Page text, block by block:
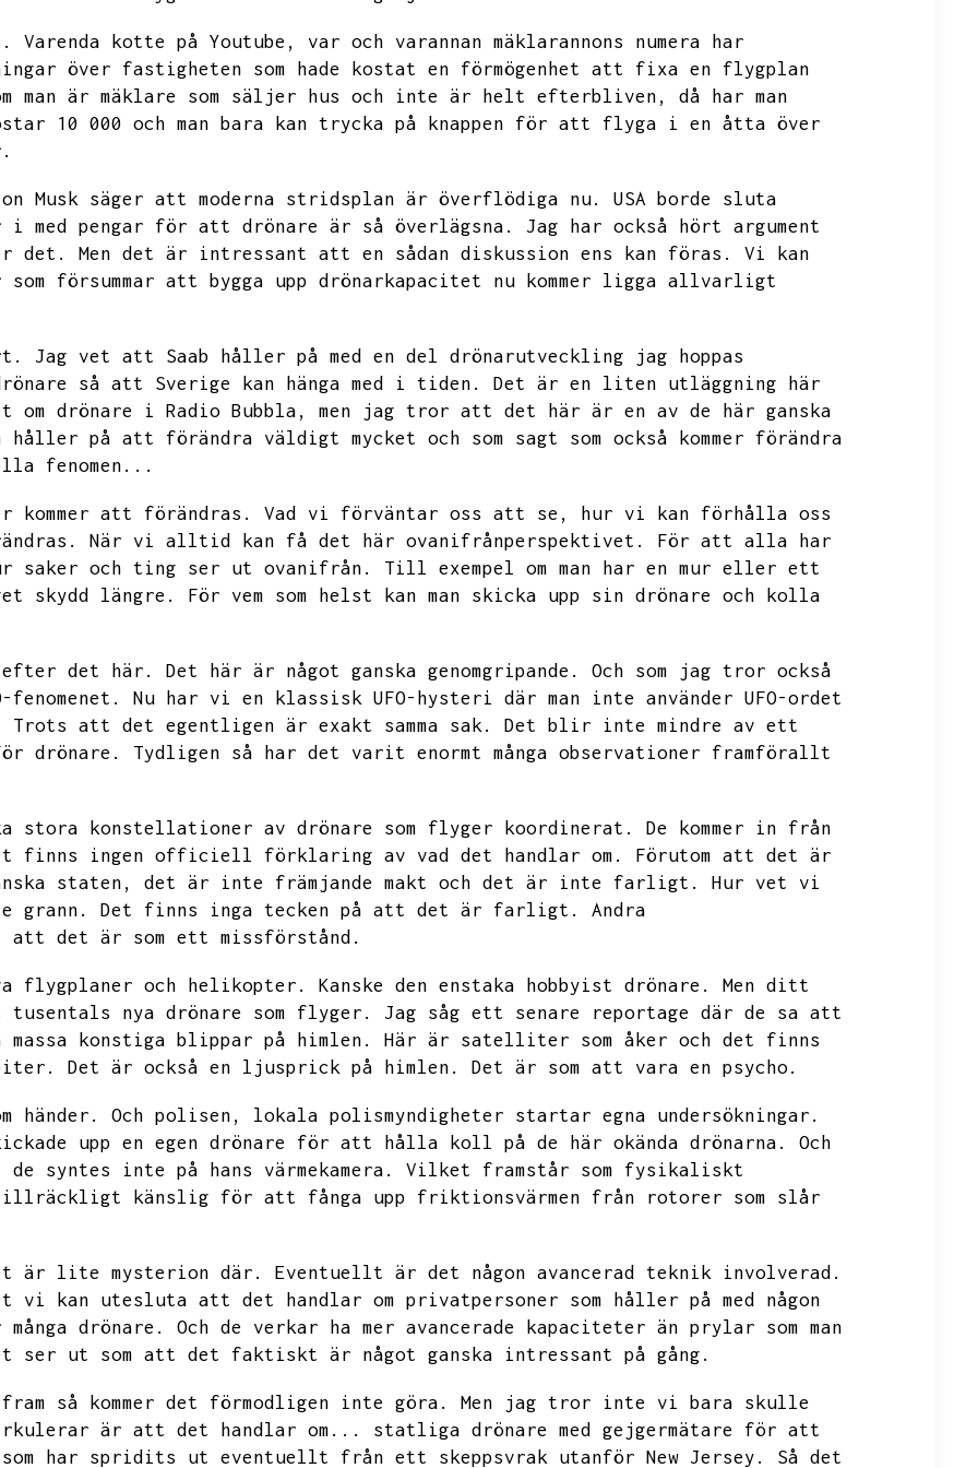
Varenda kotte på Youtube,
var och varannan mäklarannons numera har
över fastigheten som hade kostat en förmögenhet att fixa en flygplan
man är mäklare som säljer hus och inte är helt efterbliven,
då har man
10 000 och man bara kan trycka på knappen för att flyga i en åtta över
Musk säger att moderna stridsplan är överflödiga nu.
USA borde sluta
pengar för att drönare är så överlägsna.
Jag har också hört argument
det.
Men det är intressant att en sådan diskussion ens kan föras.
Vi kan
försummar att bygga upp drönarkapacitet nu kommer ligga allvarligt
Jag vet att Saab håller på med en del drönarutveckling jag hoppas
så att Sverige kan hänga med i tiden.
Det är en liten utläggning här
drönare i Radio Bubbla,
men jag tror att det här är en av de här ganska
på att förändra väldigt mycket och som sagt som också kommer förändra
fenomen...
kommer att förändras. Vad vi förväntar oss att se,
hur vi kan förhålla oss
När vi alltid kan få det här ovanifrånperspektivet.
För att alla har
och ting ser ut ovanifrån.
Till exempel om man har en mur eller ett
skydd längre.
För vem som helst kan man skicka upp sin drönare och kolla
det här. Det här är något ganska genomgripande.
Och som jag tror också
Nu har vi en klassisk UFO-hysteri där man inte använder UFO-ordet
Trots att det egentligen är exakt samma sak.
Det blir inte mindre av ett
drönare.
Tydligen så har det varit enormt många observationer framförallt
stora konstellationer av drönare som flyger koordinerat.
De kommer in från
finns ingen officiell förklaring av vad det handlar om.
Förutom att det är
staten,
det är inte främjande makt och det är inte farligt.
Hur vet vi
grann.
Det finns inga tecken på att det är farligt.
Andra
att det är som ett missförstånd.
flygplaner och helikopter. Kanske den enstaka hobbyist drönare.
Men ditt
nya drönare som flyger.
Jag såg ett senare reportage där de sa att
konstiga blippar på himlen.
Här är satelliter som åker och det finns
Det är också en ljusprick på himlen. Det är som att vara en psycho.
händer. Och polisen,
lokala polismyndigheter startar egna undersökningar.
upp en egen drönare för att hålla koll på de här okända drönarna.
Och
de syntes inte på hans värmekamera.
Vilket framstår som fysikaliskt
tillräckligt känslig för att fånga upp friktionsvärmen från rotorer som slår
är lite mysterion där.
Eventuellt är det någon avancerad teknik involverad.
vi kan utesluta att det handlar om privatpersoner som håller på med någon
drönare.
Och de verkar ha mer avancerade kapaciteter än prylar som man
ser ut som att det faktiskt är något ganska intressant på gång.
så kommer det förmodligen inte göra.
Men jag tror inte vi bara skulle
är att det handlar om...
statliga drönare med gejgermätare för att
har spridits ut eventuellt från ett skeppsvrak utanför New Jersey. Så det